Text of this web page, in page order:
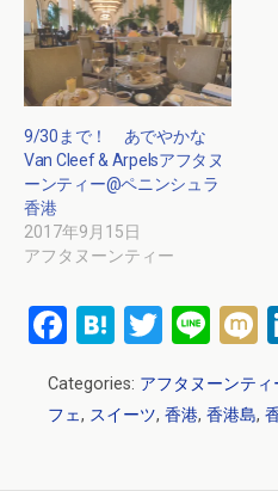
9/30まで！ あでやかな
Van Cleef & Arpelsアフタヌ
ーンティー@ペニンシュラ
香港
2017年9月15日
アフタヌーンティー
F
ce
H
e
T
tt
Li
e
Categories: アフタヌーンティ
フェ, スイーツ, 香港, 香港島,